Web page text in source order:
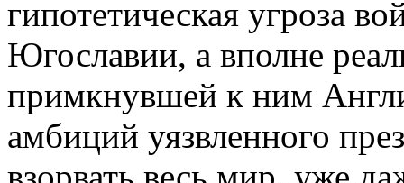
гипотетическая угроза
Югославии, а вполне
примкнувшей к ним
амбиций уязвленного